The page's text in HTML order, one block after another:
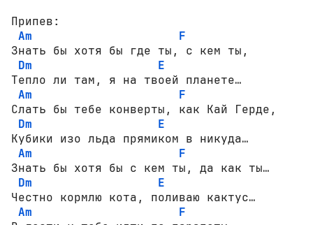
Припев:
Am
F
Знать бы хотя бы где ты, с кем ты,
Dm
E
Тепло ли там, я на твоей планете…
Am
F
Слать бы тебе конверты, как Кай Герде,
Dm
E
Кубики изо льда прямиком в никуда…
Am
F
Знать бы хотя бы с кем ты, да как ты…
Dm
E
Честно кормлю кота, поливаю кактус…
Am
F